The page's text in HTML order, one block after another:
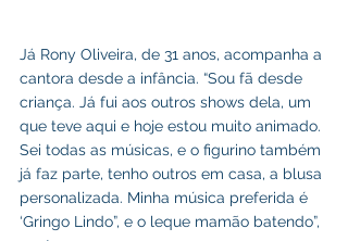
Já Rony Oliveira, de 31 anos, acompanha a
cantora desde a infância. “Sou fã desde
criança. Já fui aos outros shows dela, um
que teve aqui e hoje estou muito animado.
Sei todas as músicas, e o figurino também
já faz parte, tenho outros em casa, a blusa
personalizada. Minha música preferida é
‘Gringo Lindo”, e o leque mamão batendo”,